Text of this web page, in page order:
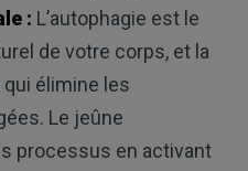
: L’autophagie est le
de votre corps, et la
élimine les
Le jeûne
processus en activant